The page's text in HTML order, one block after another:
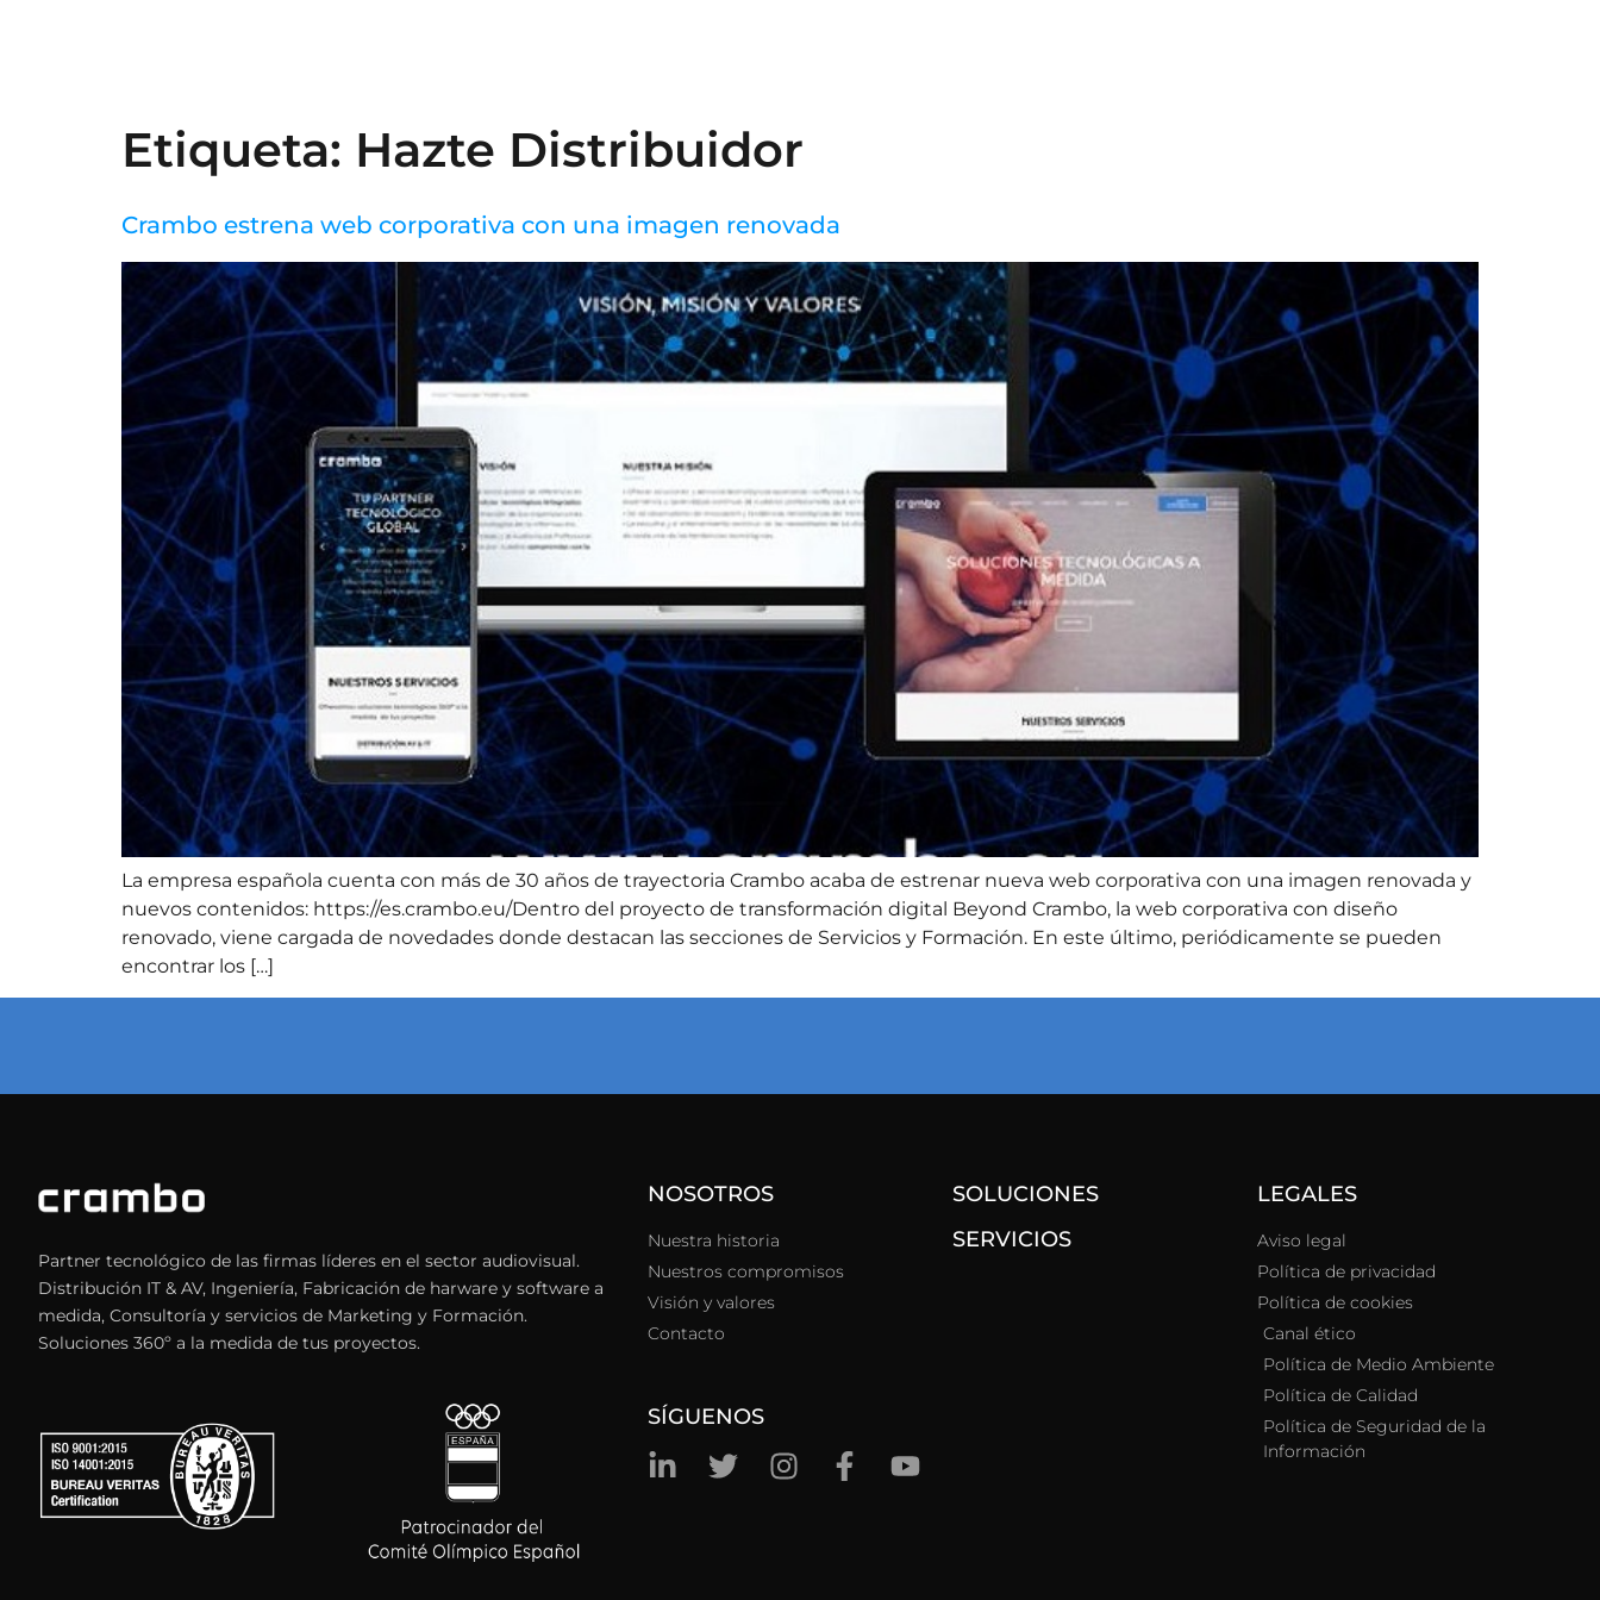
Etiqueta: Hazte Distribuidor
Crambo estrena web corporativa con una imagen renovada
La empresa española cuenta con más de 30 años de trayectoria Crambo acaba de estrenar nueva web corporativa con una imagen renovada y
nuevos contenidos: https://es.crambo.eu/Dentro del proyecto de transformación digital Beyond Crambo, la web corporativa con diseño
renovado, viene cargada de novedades donde destacan las secciones de Servicios y Formación. En este último, periódicamente se pueden
encontrar los […]
Partner tecnológico de las firmas líderes en el sector audiovisual.
Distribución IT & AV, Ingeniería, Fabricación de harware y software a
medida, Consultoría y servicios de Marketing y Formación.
Soluciones 360º a la medida de tus proyectos.
NOSOTROS
Nuestra historia
Nuestros compromisos
Visión y valores
Contacto
SÍGUENOS
SOLUCIONES
SERVICIOS
LEGALES
Aviso legal
Política de privacidad
Política de cookies
Canal ético
Política de Medio Ambiente
Política de Calidad
Política de Seguridad de la
Información